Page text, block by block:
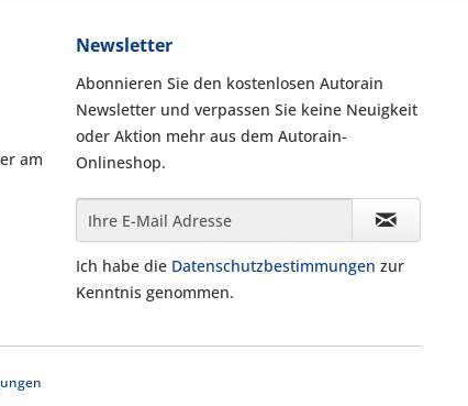
am
Newsletter
Abonnieren Sie den kostenlosen Autorain
Newsletter und verpassen Sie keine Neuigkeit
oder Aktion mehr aus dem Autorain-
Onlineshop.
Ich habe die Datenschutzbestimmungen zur
Kenntnis genommen.